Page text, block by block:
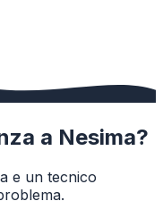
a Nesima?
e un tecnico